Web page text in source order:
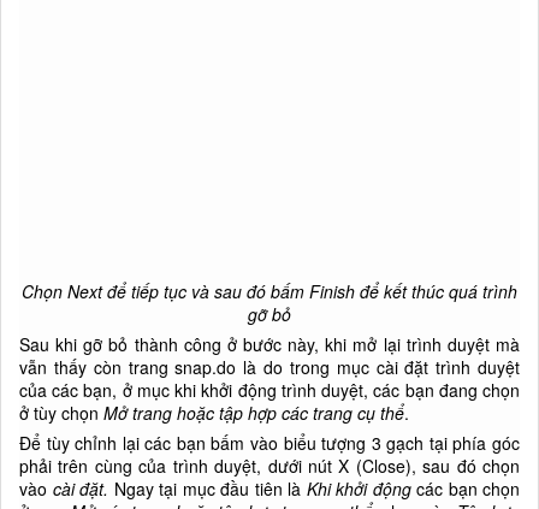
Chọn Next để tiếp tục và sau đó bấm Finish để kết thúc quá trình
gỡ bỏ
Sau khi gỡ bỏ thành công ở bước này, khi mở lại trình duyệt mà
vẫn thấy còn trang snap.do là do trong mục cài đặt trình duyệt
của các bạn, ở mục khi khởi động trình duyệt, các bạn đang chọn
ở tùy chọn Mở trang hoặc tập hợp các trang cụ thể.
Để tùy chỉnh lại các bạn bấm vào biểu tượng 3 gạch tại phía góc
phải trên cùng của trình duyệt, dưới nút X (Close), sau đó chọn
vào cài đặt. Ngay tại mục đầu tiên là Khi khởi động các bạn chọn